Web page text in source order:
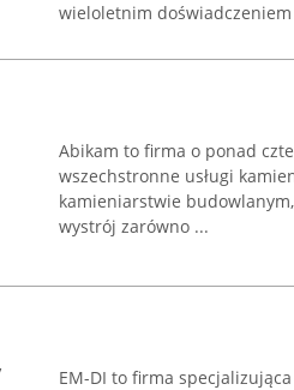
wieloletnim doświadczeniem
Abikam to firma o ponad
wszechstronne usługi
kamieniarstwie
wystrój zarówno ...
EM-DI to firma